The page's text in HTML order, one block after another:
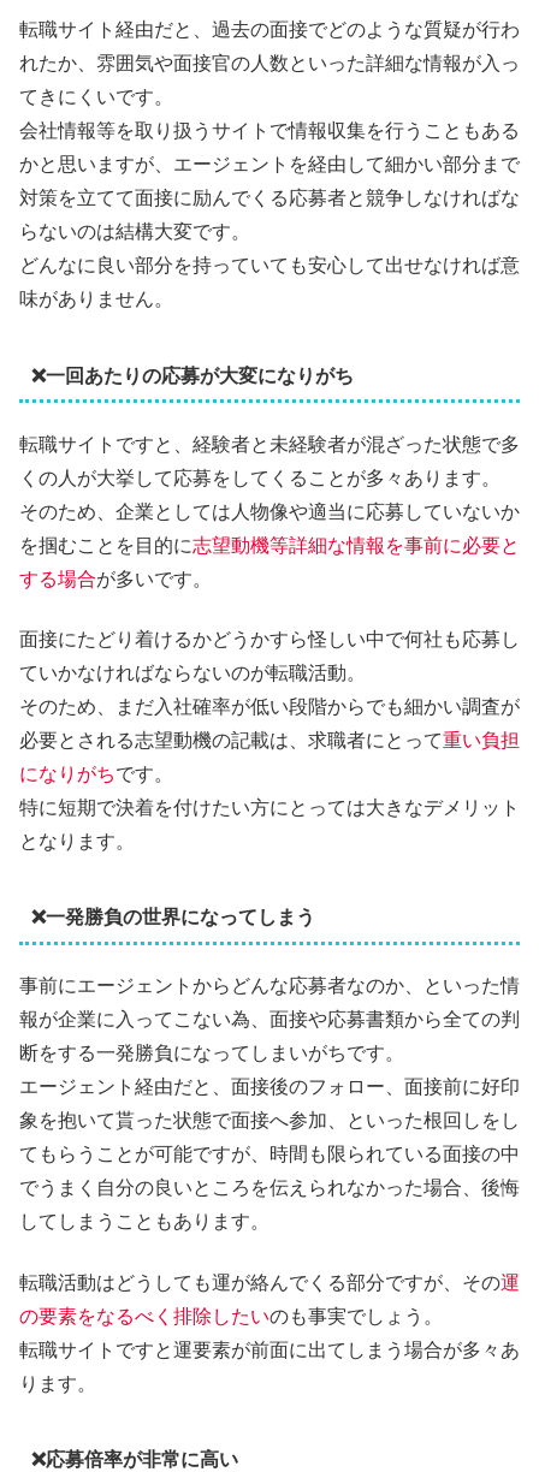
転職サイト経由だと、過去の面接でどのような質疑が行わ
れたか、雰囲気や面接官の人数といった詳細な情報が入っ
てきにくいです。
会社情報等を取り扱うサイトで情報収集を行うこともある
かと思いますが、エージェントを経由して細かい部分まで
対策を立てて面接に励んでくる応募者と競争しなければな
らないのは結構大変です。
どんなに良い部分を持っていても安心して出せなければ意
味がありません。
❌一回あたりの応募が大変になりがち
転職サイトですと、経験者と未経験者が混ざった状態で多
くの人が大挙して応募をしてくることが多々あります。
そのため、企業としては人物像や適当に応募していないか
を掴むことを目的に志望動機等詳細な情報を事前に必要と
する場合が多いです。
面接にたどり着けるかどうかすら怪しい中で何社も応募し
ていかなければならないのが転職活動。
そのため、まだ入社確率が低い段階からでも細かい調査が
必要とされる志望動機の記載は、求職者にとって重い負担
になりがちです。
特に短期で決着を付けたい方にとっては大きなデメリット
となります。
❌一発勝負の世界になってしまう
事前にエージェントからどんな応募者なのか、といった情
報が企業に入ってこない為、面接や応募書類から全ての判
断をする一発勝負になってしまいがちです。
エージェント経由だと、面接後のフォロー、面接前に好印
象を抱いて貰った状態で面接へ参加、といった根回しをし
てもらうことが可能ですが、時間も限られている面接の中
でうまく自分の良いところを伝えられなかった場合、後悔
してしまうこともあります。
転職活動はどうしても運が絡んでくる部分ですが、その運
の要素をなるべく排除したいのも事実でしょう。
転職サイトですと運要素が前面に出てしまう場合が多々あ
ります。
❌応募倍率が非常に高い